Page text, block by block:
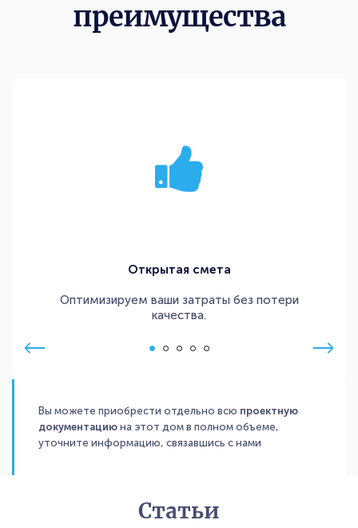
преимущества
Открытая смета
Оптимизируем ваши затраты без потери
качества.
Вы можете приобрести отдельно всю проектную
документацию на этот дом в полном объеме,
уточните информацию, связавшись с нами
Статьи